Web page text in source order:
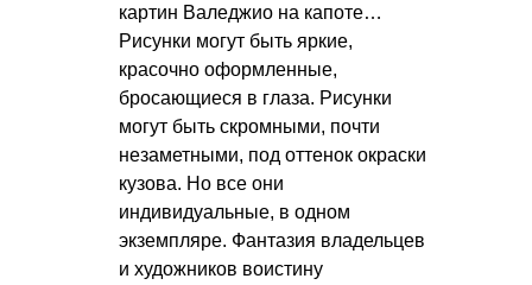
картин Валеджио на капоте…
Рисунки могут быть яркие,
красочно оформленные,
бросающиеся в глаза. Рисунки
могут быть скромными, почти
незаметными, под оттенок окраски
кузова. Но все они
индивидуальные, в одном
экземпляре. Фантазия владельцев
и художников воистину